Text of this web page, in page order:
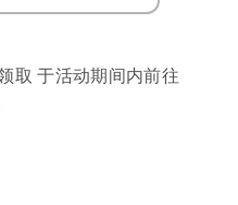
取 于活动期间内前往